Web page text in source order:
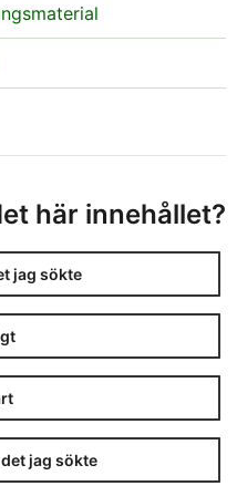
här innehållet?
jag sökte
jag sökte